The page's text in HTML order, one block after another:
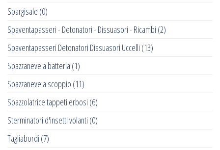
Spargisale (0)
Spaventapasseri - Detonatori - Dissuasori - Ricambi (2)
Spaventapasseri Detonatori Dissuasori Uccelli (13)
Spazzaneve a batteria (1)
Spazzaneve a scoppio (11)
Spazzolatrice tappeti erbosi (6)
Sterminatori d'insetti volanti (0)
Tagliabordi (7)